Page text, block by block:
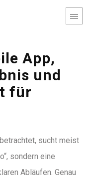
App,
und
für
sucht meist
sondern eine
Abläufen. Genau